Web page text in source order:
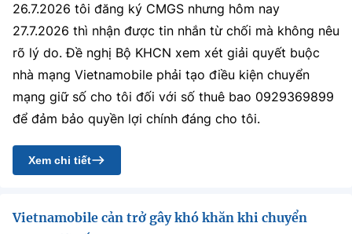
26.7.2026 tôi đăng ký CMGS nhưng hôm nay
27.7.2026 thì nhận được tin nhắn từ chối mà không nêu
rõ lý do. Đề nghị Bộ KHCN xem xét giải quyết buộc
nhà mạng Vietnamobile phải tạo điều kiện chuyển
mạng giữ số cho tôi đối với số thuê bao 0929369899
để đảm bảo quyền lợi chính đáng cho tôi.
Xem chi tiết
Vietnamobile cản trở gây khó khăn khi chuyển